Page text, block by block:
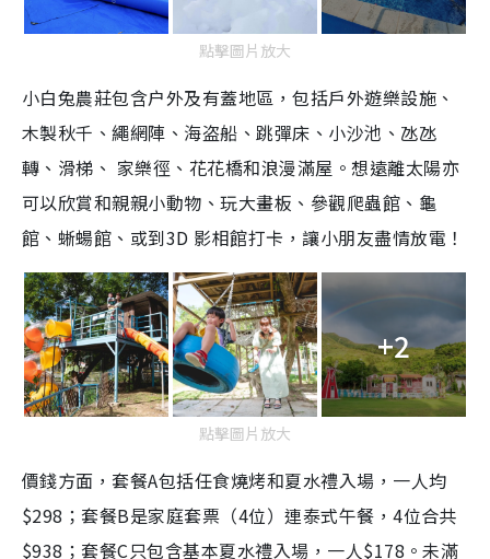
點擊圖片放大
小白兔農莊包含户外及有蓋地區，包括戶外遊樂設施、
木製秋千、繩網陣、海盗船、跳彈床、小沙池、氹氹
轉、滑梯、 家樂徑、花花橋和浪漫滿屋。想遠離太陽亦
可以欣賞和親親小動物、玩大畫板、參觀爬蟲館、龜
館、蜥蝪館、或到3D 影相館打卡，讓小朋友盡情放電！
+2
點擊圖片放大
價錢方面，套餐A包括任食燒烤和夏水禮入場，一人均
$298；套餐B是家庭套票（4位）連泰式午餐，4位合共
$938；套餐C只包含基本夏水禮入場，一人$178。未滿